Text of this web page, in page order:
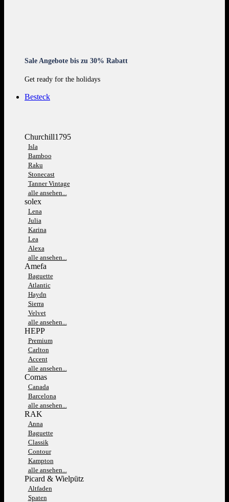
Sale Angebote bis zu 30% Rabatt
Get ready for the holidays
Besteck
Churchill1795
Isla
Bamboo
Raku
Stonecast
Tanner Vintage
alle ansehen...
solex
Lena
Julia
Karina
Lea
Alexa
alle ansehen...
Amefa
Baguette
Atlantic
Haydn
Sierra
Velvet
alle ansehen...
HEPP
Premium
Carlton
Accent
alle ansehen...
Comas
Canada
Barcelona
alle ansehen...
RAK
Anna
Baguette
Classik
Contour
Kampton
alle ansehen...
Picard & Wielpütz
Altfaden
Spaten